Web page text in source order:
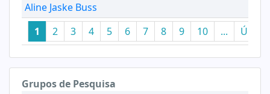
Aline Jaske Buss
1
2 3 4 5 6 7 8 9 10 ...
Grupos de Pesquisa